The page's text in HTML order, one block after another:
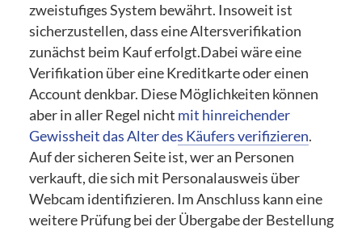
zweistufiges System bewährt. Insoweit ist
sicherzustellen, dass eine Altersverifikation
zunächst beim Kauf erfolgt.Dabei wäre eine
Verifikation über eine Kreditkarte oder einen
Account denkbar. Diese Möglichkeiten können
aber in aller Regel nicht mit hinreichender
Gewissheit das Alter des Käufers verifizieren.
Auf der sicheren Seite ist, wer an Personen
verkauft, die sich mit Personalausweis über
Webcam identifizieren. Im Anschluss kann eine
weitere Prüfung bei der Übergabe der Bestellung